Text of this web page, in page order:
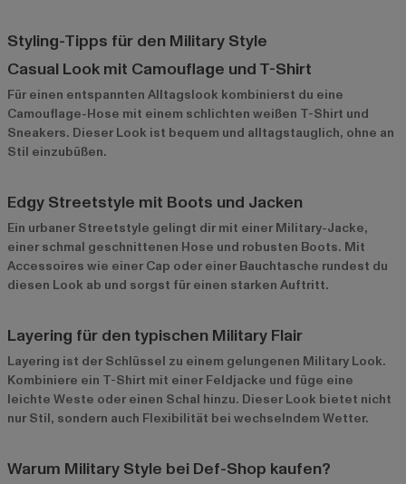
Styling-Tipps für den Military Style
Casual Look mit Camouflage und T-Shirt
Für einen entspannten Alltagslook kombinierst du eine
Camouflage-Hose mit einem schlichten weißen T-Shirt und
Sneakers. Dieser Look ist bequem und alltagstauglich, ohne an
Stil einzubüßen.
Edgy Streetstyle mit Boots und Jacken
Ein urbaner Streetstyle gelingt dir mit einer Military-Jacke,
einer schmal geschnittenen Hose und robusten Boots. Mit
Accessoires wie einer Cap oder einer Bauchtasche rundest du
diesen Look ab und sorgst für einen starken Auftritt.
Layering für den typischen Military Flair
Layering ist der Schlüssel zu einem gelungenen Military Look.
Kombiniere ein T-Shirt mit einer Feldjacke und füge eine
leichte Weste oder einen Schal hinzu. Dieser Look bietet nicht
nur Stil, sondern auch Flexibilität bei wechselndem Wetter.
Warum Military Style bei Def-Shop kaufen?